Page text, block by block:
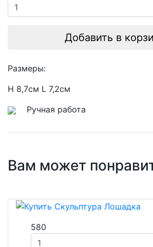
Добавить в
Размеры:
H 8,7см L 7,2см
Ручная работа
Вам может
580